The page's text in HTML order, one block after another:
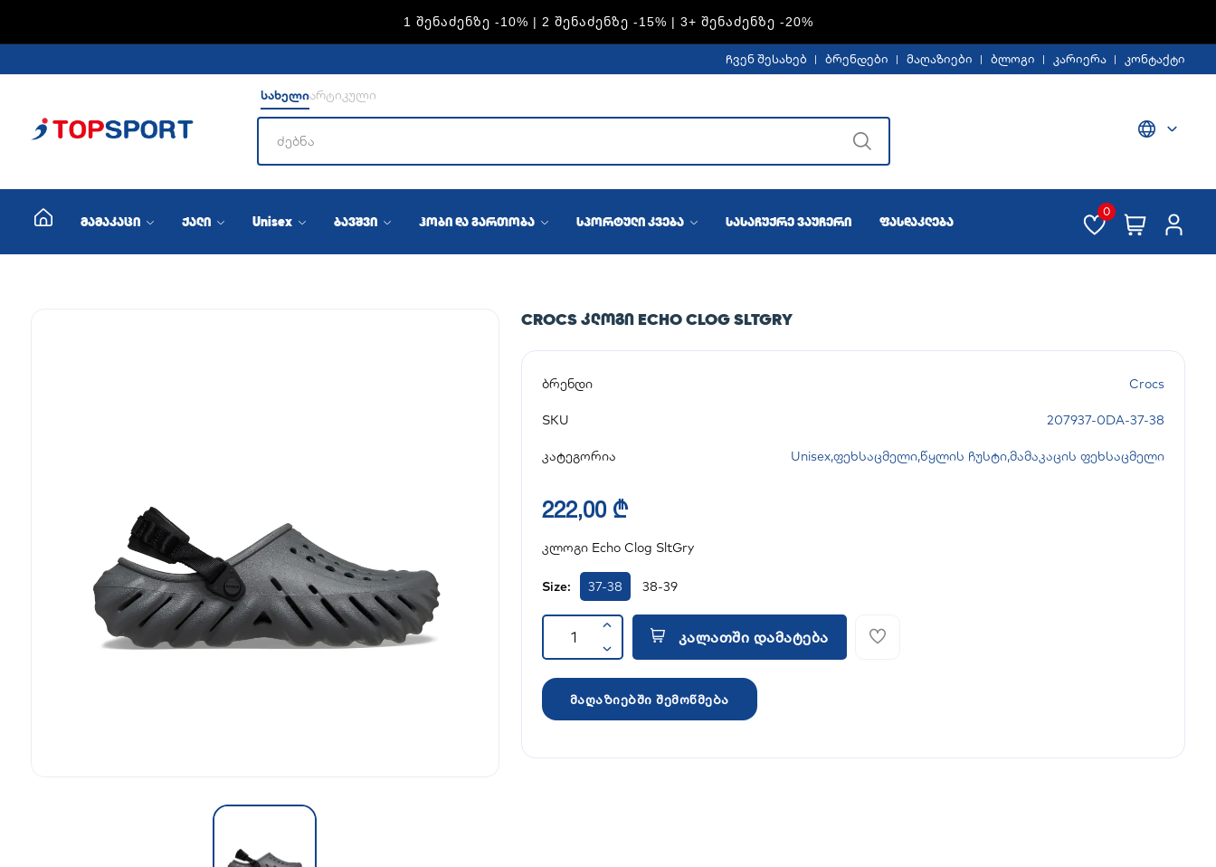
1 ᲨᲔᲜᲐᲫᲔᲜᲖᲔ -10% | 2 ᲨᲔᲜᲐᲫᲔᲜᲖᲔ -15% | 3+ ᲨᲔᲜᲐᲫᲔᲜᲖᲔ -20%
ჩვენ შესახებ ბრენდები მაღაზიები ბლოგი კარიერა კონტაქტი
სახელიარტიკული
მამაკაცი ქალი Unisex ბავშვი ჰობი და გართობა სპორტული კვება სასაჩუქრე ვაუჩერი ფასდაკლება
0
CROCS ᲙᲚᲝᲒᲘ ECHO CLOG SLTGRY
ბრენდი Crocs
SKU 207937-0DA-37-38
კატეგორია Unisex,ფეხსაცმელი,წყლის ჩუსტი,მამაკაცის ფეხსაცმელი
222,00 ₾
კლოგი Echo Clog SltGry
Size: 37-38 38-39
კალათში დამატება
მაღაზიებში შემოწმება